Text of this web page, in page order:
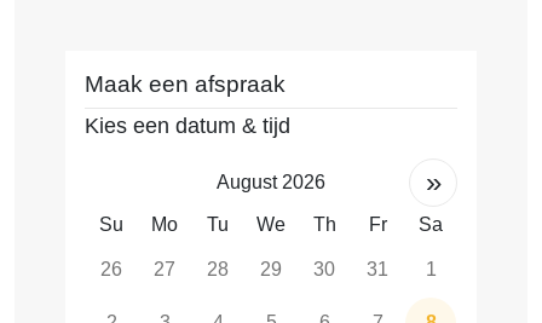
Maak een afspraak
Kies een datum & tijd
August 2026 »
Su Mo Tu We Th Fr Sa
26 27 28 29 30 31 1